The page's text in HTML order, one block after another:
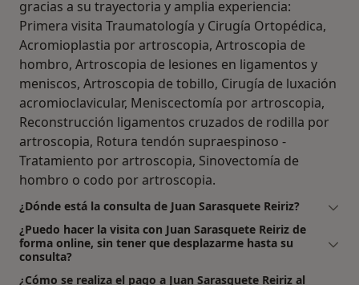
gracias a su trayectoria y amplia experiencia:
Primera visita Traumatología y Cirugía Ortopédica,
Acromioplastia por artroscopia, Artroscopia de
hombro, Artroscopia de lesiones en ligamentos y
meniscos, Artroscopia de tobillo, Cirugía de luxación
acromioclavicular, Meniscectomía por artroscopia,
Reconstrucción ligamentos cruzados de rodilla por
artroscopia, Rotura tendón supraespinoso -
Tratamiento por artroscopia, Sinovectomía de
hombro o codo por artroscopia.
¿Dónde está la consulta de Juan Sarasquete Reiriz?
¿Puedo hacer la visita con Juan Sarasquete Reiriz de
forma online, sin tener que desplazarme hasta su
consulta?
¿Cómo se realiza el pago a Juan Sarasquete Reiriz al